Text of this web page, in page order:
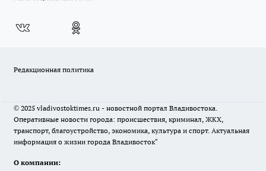
Редакционная политика
© 2025 vladivostoktimes.ru - новостной портал Владивостока.
Оперативные новости города: происшествия, криминал, ЖКХ,
транспорт, благоустройство, экономика, культура и спорт. Актуальная
информация о жизни города Владивосток"
О компании: